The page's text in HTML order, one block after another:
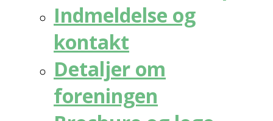
Indmeldelse og
kontakt
Detaljer om
foreningen